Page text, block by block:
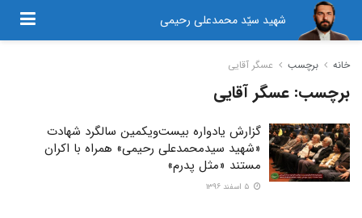
شهید سیّد محمدعلی رحیمی
خانه برچسب عسگر آقایی
برچسب: عسگر آقایی
گزارش یادواره بیست‌ویکمین سالگرد شهادت
«شهید سیدمحمدعلی رحیمی» همراه با اکران
مستند «مثل پدرم»